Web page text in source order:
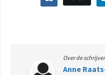
Over de schrijver
Anne